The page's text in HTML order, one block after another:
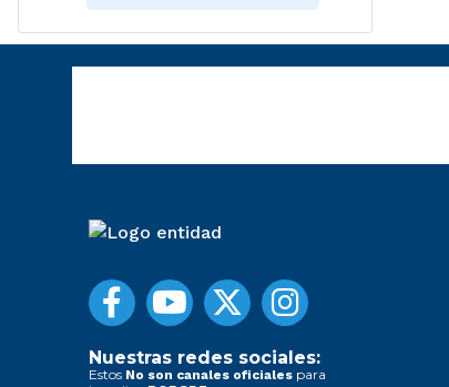
Nuestras redes sociales:
Estos No son canales oficiales para